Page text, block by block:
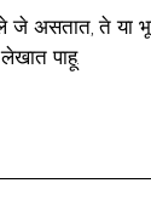
असतात, ते या
पाहू.